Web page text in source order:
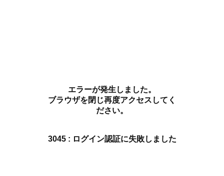
エラーが発生しました。
ブラウザを閉じ再度アクセスしてく
ださい。
3045 : ログイン認証に失敗しました